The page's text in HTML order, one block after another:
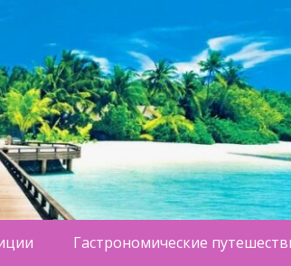
Гастрономические